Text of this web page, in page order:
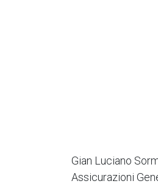
Gian Luciano
Assicurazioni